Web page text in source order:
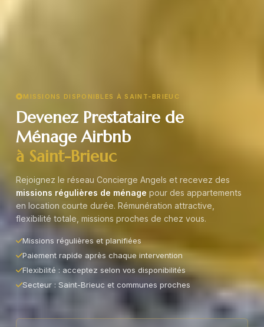
MISSIONS DISPONIBLES À SAINT-BRIEUC
Devenez Prestataire de
Ménage Airbnb
à Saint-Brieuc
Rejoignez le réseau Concierge Angels et recevez des
missions régulières de ménage pour des appartements
en location courte durée. Rémunération attractive,
flexibilité totale, missions proches de chez vous.
Missions régulières et planifiées
Paiement rapide après chaque intervention
Flexibilité : acceptez selon vos disponibilités
Secteur : Saint-Brieuc et communes proches